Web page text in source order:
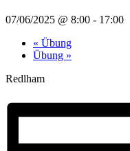
07/06/2025 @ 8:00 - 17:00
« Übung
Übung »
Redlham